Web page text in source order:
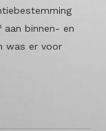
aan binnen- en
was er voor